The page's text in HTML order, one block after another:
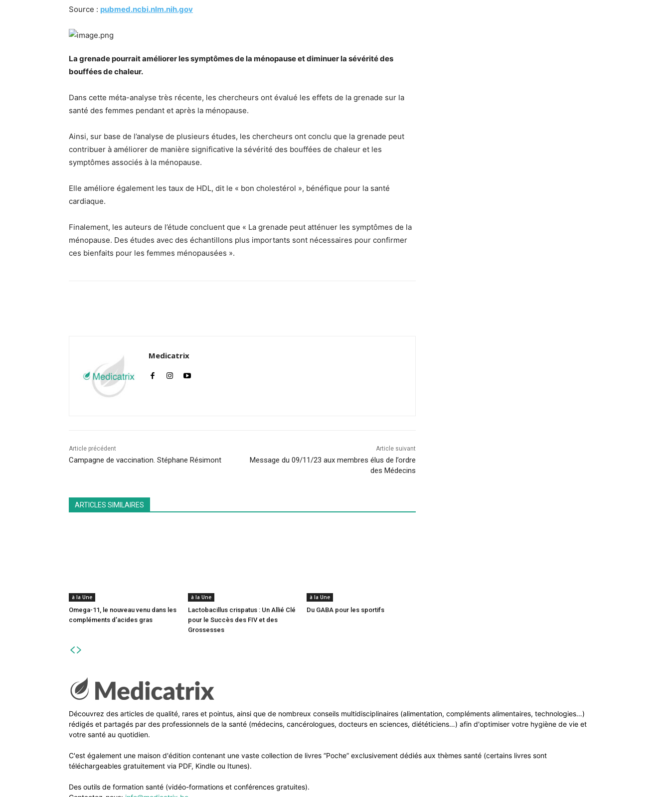
Source : pubmed.ncbi.nlm.nih.gov
La grenade pourrait améliorer les symptômes de la ménopause et diminuer la sévérité des
bouffées de chaleur.
Dans cette méta-analyse très récente, les chercheurs ont évalué les effets de la grenade sur la
santé des femmes pendant et après la ménopause.
Ainsi, sur base de l’analyse de plusieurs études, les chercheurs ont conclu que la grenade peut
contribuer à améliorer de manière significative la sévérité des bouffées de chaleur et les
symptômes associés à la ménopause.
Elle améliore également les taux de HDL, dit le « bon cholestérol », bénéfique pour la santé
cardiaque.
Finalement, les auteurs de l’étude concluent que « La grenade peut atténuer les symptômes de la
ménopause. Des études avec des échantillons plus importants sont nécessaires pour confirmer
ces bienfaits pour les femmes ménopausées ».
Medicatrix
Article précédent
Campagne de vaccination. Stéphane Résimont
Article suivant
Message du 09/11/23 aux membres élus de l’ordre
des Médecins
ARTICLES SIMILAIRES
à la Une
Omega-11, le nouveau venu dans les
compléments d’acides gras
à la Une
Lactobacillus crispatus : Un Allié Clé
pour le Succès des FIV et des
Grossesses
à la Une
Du GABA pour les sportifs
Découvrez des articles de qualité, rares et pointus, ainsi que de nombreux conseils multidisciplinaires (alimentation, compléments alimentaires, technologies…)
rédigés et partagés par des professionnels de la santé (médecins, cancérologues, docteurs en sciences, diététiciens…) afin d'optimiser votre hygiène de vie et
votre santé au quotidien.
C'est également une maison d'édition contenant une vaste collection de livres “Poche” exclusivement dédiés aux thèmes santé (certains livres sont
téléchargeables gratuitement via PDF, Kindle ou Itunes).
Des outils de formation santé (vidéo-formations et conférences gratuites).